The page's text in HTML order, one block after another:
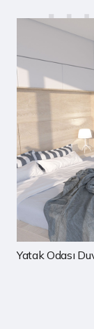
Kağıtları